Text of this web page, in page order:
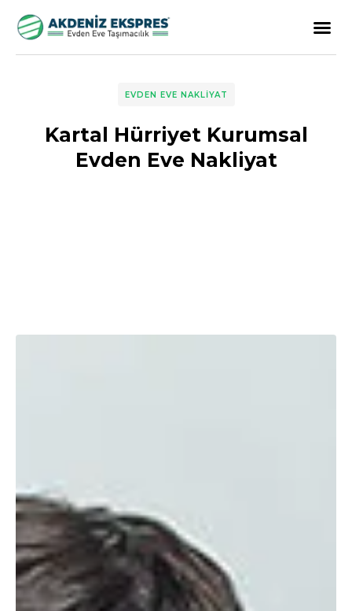
EVDEN EVE NAKLIYAT
Kartal Hürriyet Kurumsal
Evden Eve Nakliyat